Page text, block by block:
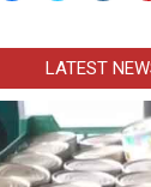
LATEST